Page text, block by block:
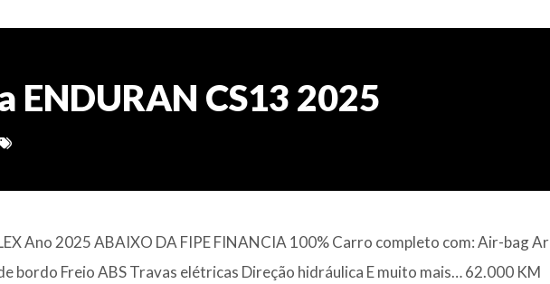
ENDURAN CS13 2025
Ano 2025 ABAIXO DA FIPE FINANCIA 100% Carro completo com: Air-bag Ar
bordo Freio ABS Travas elétricas Direção hidráulica E muito mais… 62.000 KM